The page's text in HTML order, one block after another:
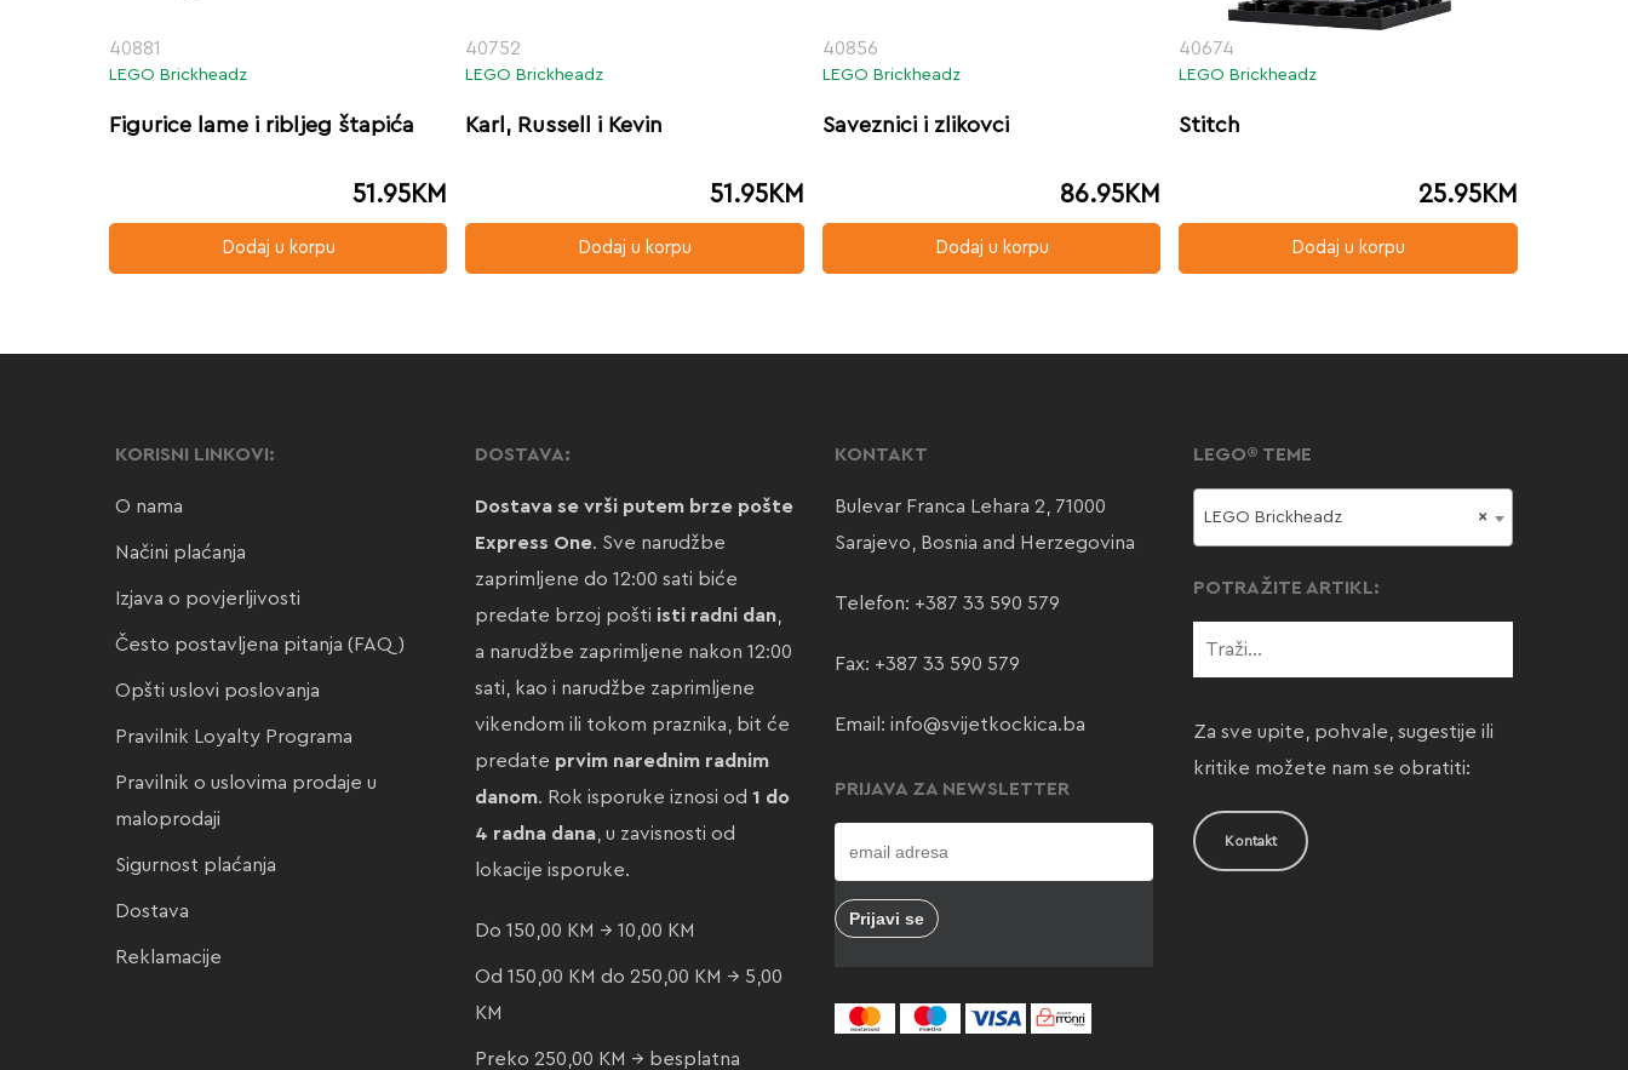
40881
LEGO Brickheadz
Figurice lame i ribljeg štapića
51.95KM
Dodaj u korpu
40752
LEGO Brickheadz
Karl, Russell i Kevin
51.95KM
Dodaj u korpu
40856
LEGO Brickheadz
Saveznici i zlikovci
86.95KM
Dodaj u korpu
40674
LEGO Brickheadz
Stitch
25.95KM
Dodaj u korpu
KORISNI LINKOVI:
O nama
Načini plaćanja
Izjava o povjerljivosti
Često postavljena pitanja (FAQ)
Opšti uslovi poslovanja
Pravilnik Loyalty Programa
Pravilnik o uslovima prodaje u
maloprodaji
Sigurnost plaćanja
Dostava
Reklamacije
DOSTAVA:
Dostava se vrši putem brze pošte
Express One. Sve narudžbe
zaprimljene do 12:00 sati biće
predate brzoj pošti isti radni dan,
a narudžbe zaprimljene nakon 12:00
sati, kao i narudžbe zaprimljene
vikendom ili tokom praznika, bit će
predate prvim narednim radnim
danom. Rok isporuke iznosi od 1 do
4 radna dana, u zavisnosti od
lokacije isporuke.
Do 150,00 KM → 10,00 KM
Od 150,00 KM do 250,00 KM → 5,00
KM
Preko 250,00 KM → besplatna
KONTAKT
Bulevar Franca Lehara 2, 71000
Sarajevo, Bosnia and Herzegovina
Telefon: +387 33 590 579
Fax: +387 33 590 579
Email: info@svijetkockica.ba
PRIJAVA ZA NEWSLETTER
LEGO® TEME
×
LEGO Brickheadz
POTRAŽITE ARTIKL:
Za sve upite, pohvale, sugestije ili
kritike možete nam se obratiti:
Kontakt